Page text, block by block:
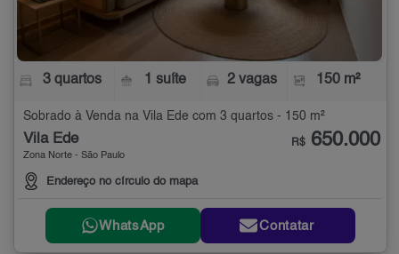
3 quartos 1 suíte 2 vagas 150 m²
Sobrado à Venda na Vila Ede com 3 quartos - 150 m²
Vila Ede
Zona Norte - São Paulo
Endereço no círculo do mapa
R$ 650.000
WhatsApp Contatar